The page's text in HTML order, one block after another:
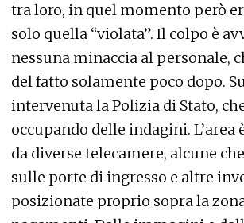
tra loro, in quel momento però
solo quella “violata”. Il colpo è
nessuna minaccia al personale,
del fatto solamente poco dopo.
intervenuta la Polizia di Stato,
occupando delle indagini. L’area
da diverse telecamere, alcune
sulle porte di ingresso e altre
posizionate proprio sopra la